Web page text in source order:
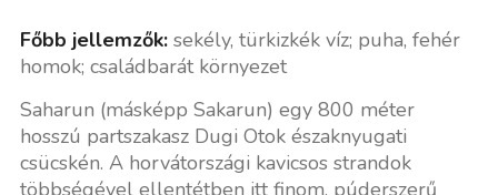
Főbb jellemzők:sekély, türkizkék víz; puha, fehér
homok; családbarát környezet
Saharun (másképp Sakarun) egy 800 méter
hosszú partszakasz Dugi Otok északnyugati
csücskén. A horvátországi kavicsos strandok
többségével ellentétben itt finom, púderszerű